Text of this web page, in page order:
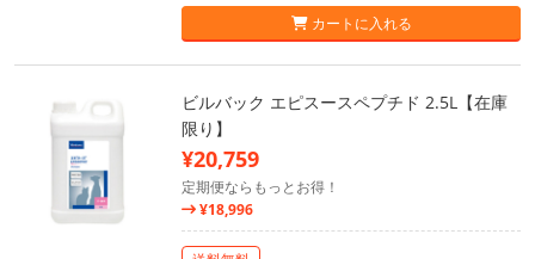
カートに入れる
ビルバック エピスースペプチド 2.5L【在庫
限り】
¥20,759
定期便ならもっとお得！
¥18,996